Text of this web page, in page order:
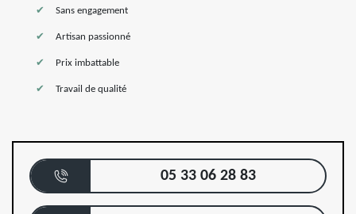
Sans engagement
Artisan passionné
Prix imbattable
Travail de qualité
05 33 06 28 83